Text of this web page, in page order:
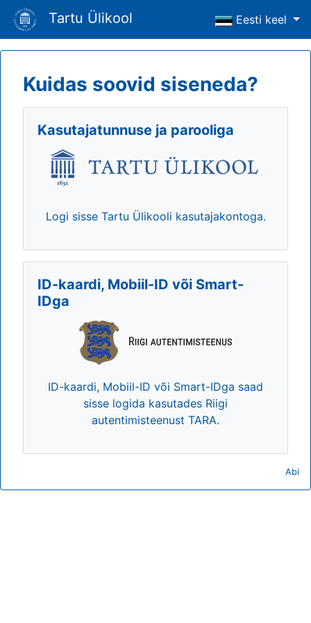
Tartu Ülikool Eesti keel
Kuidas soovid siseneda?
Kasutajatunnuse ja parooliga
Logi sisse Tartu Ülikooli kasutajakontoga.
ID-kaardi, Mobiil-ID või Smart-
IDga
ID-kaardi, Mobiil-ID või Smart-IDga saad
sisse logida kasutades Riigi
autentimisteenust TARA.
Abi